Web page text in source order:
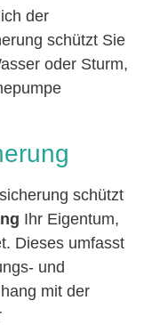
der
schützt Sie
oder Sturm,
schützt
Ihr Eigentum,
Dieses umfasst
und
mit der